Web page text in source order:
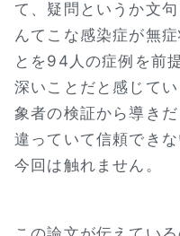
て、疑問というか文
んてこな感染症が無
とを94人の症例を前
深いことだと感じて
象者の検証から導き
違っていて信頼でき
今回は触れません。